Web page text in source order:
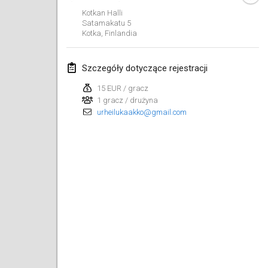
Kotkan Halli
Satamakatu 5
Kotka Finlandia
Szczegóły dotyczące rejestracji
15 EUR / gracz
1 gracz / drużyna
urheilukaakko@gmail.com
luty 2022
4 lut 2022| Czechy
ANULOWANY
TangoMölkky
5 lut 2022|Finlandia